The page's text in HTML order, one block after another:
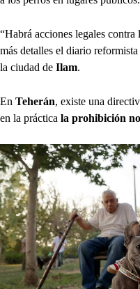
“Habrá acciones legales
más detalles el diario reformista
la ciudad de Ilam.
En Teherán, existe una
en la práctica la prohibición